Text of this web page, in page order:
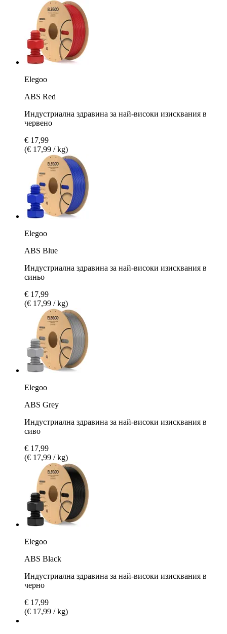
Elegoo
ABS Red
Индустриална здравина за най-високи изисквания в
червено
€ 17,99
(€ 17,99 / kg)
Elegoo
ABS Blue
Индустриална здравина за най-високи изисквания в
синьо
€ 17,99
(€ 17,99 / kg)
Elegoo
ABS Grey
Индустриална здравина за най-високи изисквания в
сиво
€ 17,99
(€ 17,99 / kg)
Elegoo
ABS Black
Индустриална здравина за най-високи изисквания в
черно
€ 17,99
(€ 17,99 / kg)